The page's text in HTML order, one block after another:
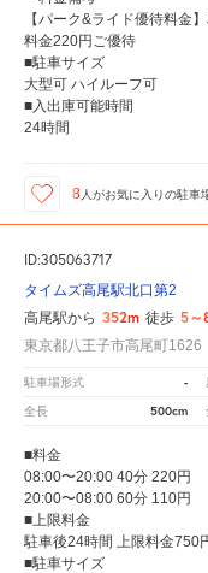
【パーク&ライド優待料金
料金220円ご優待
■駐車サイズ
大型可 ハイルーフ可
■入出庫可能時間
24時間
8 人がお気に入りの駐車
ID:305063717
タイムズ高尾駅北口第2
高尾駅から 352m 徒歩 5～
東京都八王子市高尾町1626
駐車場形式 -
全長 500cm
■料金
08:00〜20:00 40分 220円
20:00〜08:00 60分 110円
■上限料金
駐車後24時間 上限料金750
■駐車サイズ